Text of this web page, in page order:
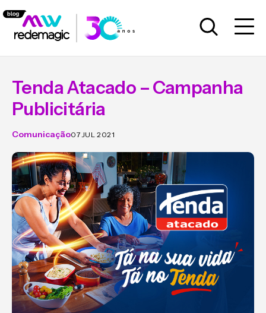
Tenda Atacado – Campanha
Publicitária
Comunicação07 JUL 2021